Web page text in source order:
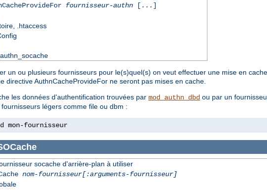
fournisseur-authn[...]
.htaccess
un ou plusieurs fournisseurs pour le(s)quel(s) on veut effectuer une mise en
directive AuthnCacheProvideFor ne seront pas mises en cache.
les données d'authentification trouvées par mod_authn_dbd ou par un
légers comme file ou dbm :
mon-fournisseur
socache d'arrière-plan à utiliser
nom-fournisseur[:arguments-fournisseur]